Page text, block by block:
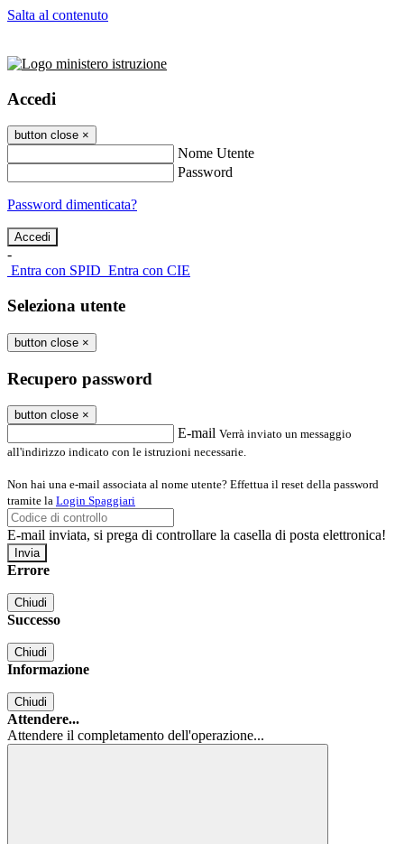
Salta al contenuto
Accedi
button close ×
Nome Utente
Password
Password dimenticata?
-
Entra con SPID Entra con CIE
Seleziona utente
button close ×
Recupero password
button close ×
E-mail Verrà inviato un messaggio
all'indirizzo indicato con le istruzioni necessarie.
Non hai una e-mail associata al nome utente? Effettua il reset della password
tramite la Login Spaggiari
E-mail inviata, si prega di controllare la casella di posta elettronica!
Errore
Chiudi
Successo
Chiudi
Informazione
Chiudi
Attendere...
Attendere il completamento dell'operazione...